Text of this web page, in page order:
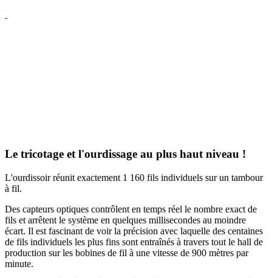
Le tricotage et l'ourdissage au plus haut niveau !
L'ourdissoir réunit exactement 1 160 fils individuels sur un tambour
à fil.
Des capteurs optiques contrôlent en temps réel le nombre exact de
fils et arrêtent le système en quelques millisecondes au moindre
écart. Il est fascinant de voir la précision avec laquelle des centaines
de fils individuels les plus fins sont entraînés à travers tout le hall de
production sur les bobines de fil à une vitesse de 900 mètres par
minute.